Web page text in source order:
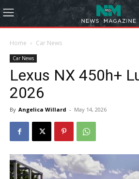
Home Car News
Car News
Lexus NX 450h+
2026
By Angelica Willard - May 14, 2026